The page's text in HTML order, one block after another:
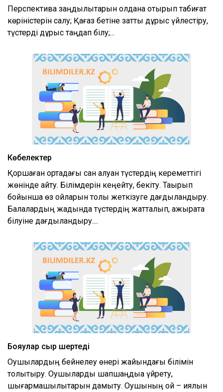
Перспектива заңдылықтарын қолдана отырып табиғат
көріністерін салу; Қағаз бетіне затты дұрыс үйлестіру,
түстерді дұрыс таңдап білу;...
Көбелектер
Қоршаған ортадағы сан алуан түстердің кереметтігі
жөнінде айту. Білімдерін кеңейту, бекіту. Тақырып
бойынша өз ойларын толық жеткізуге дағдыландыру.
Балалардың жадында түстердің жатталып, ажырата
білуіне дағдыландыру....
Бояулар сыр шертеді
Оқушылардың бейнелеу өнері жайындағы білімін
толықтыру. Оқушыларды шапшаңдыққа үйрету,
шығармашылықтарын дамыту. Оқушының ой – қиялын